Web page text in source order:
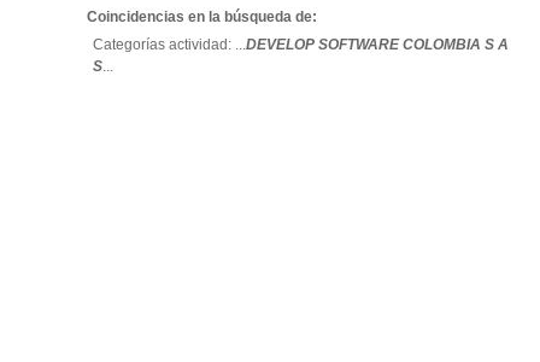
Coincidencias en la búsqueda de:
Categorías actividad: ...DEVELOP SOFTWARE COLOMBIA S A
S...